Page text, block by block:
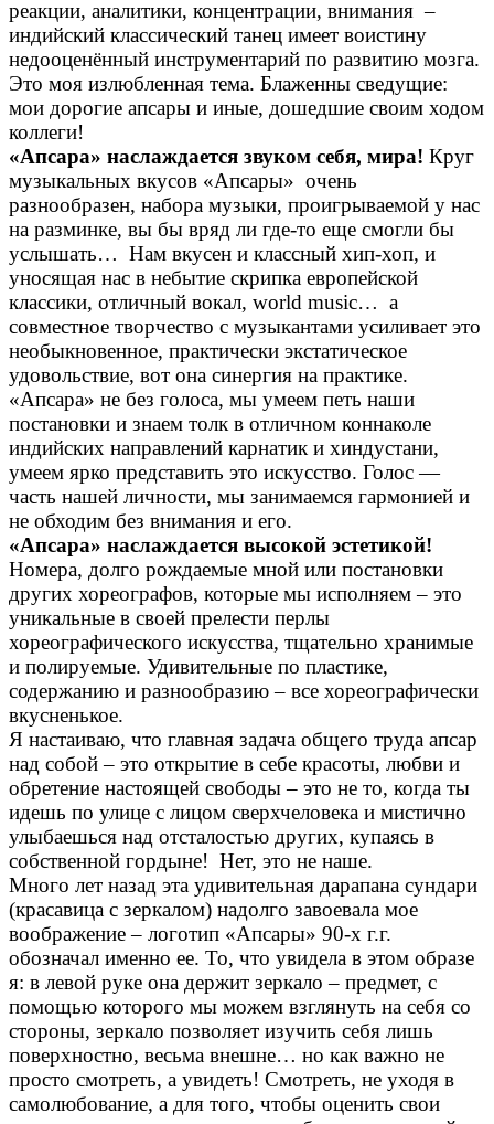
реакции, аналитики, концентрации, внимания –
индийский классический танец имеет воистину
недооценённый инструментарий по развитию мозга.
Это моя излюбленная тема. Блаженны сведущие:
мои дорогие апсары и иные, дошедшие своим ходом
коллеги!
«Апсара» наслаждается звуком себя, мира! Круг
музыкальных вкусов «Апсары» очень
разнообразен, набора музыки, проигрываемой у нас
на разминке, вы бы вряд ли где-то еще смогли бы
услышать… Нам вкусен и классный хип-хоп, и
уносящая нас в небытие скрипка европейской
классики, отличный вокал, world music… а
совместное творчество с музыкантами усиливает это
необыкновенное, практически экстатическое
удовольствие, вот она синергия на практике.
«Апсара» не без голоса, мы умеем петь наши
постановки и знаем толк в отличном коннаколе
индийских направлений карнатик и хиндустани,
умеем ярко представить это искусство. Голос —
часть нашей личности, мы занимаемся гармонией и
не обходим без внимания и его.
«Апсара» наслаждается высокой эстетикой!
Номера, долго рождаемые мной или постановки
других хореографов, которые мы исполняем – это
уникальные в своей прелести перлы
хореографического искусства, тщательно хранимые
и полируемые. Удивительные по пластике,
содержанию и разнообразию – все хореографически
вкусненькое.
Я настаиваю, что главная задача общего труда апсар
над собой – это открытие в себе красоты, любви и
обретение настоящей свободы – это не то, когда ты
идешь по улице с лицом сверхчеловека и мистично
улыбаешься над отсталостью других, купаясь в
собственной гордыне! Нет, это не наше.
Много лет назад эта удивительная дарапана сундари
(красавица с зеркалом) надолго завоевала мое
воображение – логотип «Апсары» 90-х г.г.
обозначал именно ее. То, что увидела в этом образе
я: в левой руке она держит зеркало – предмет, с
помощью которого мы можем взглянуть на себя со
стороны, зеркало позволяет изучить себя лишь
поверхностно, весьма внешне… но как важно не
просто смотреть, а увидеть! Смотреть, не уходя в
самолюбование, а для того, чтобы оценить свои